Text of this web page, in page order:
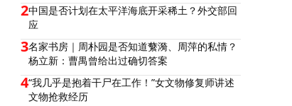
2中国是否计划在太平洋海底开采稀土？外交部回
应
3名家书房｜周朴园是否知道蘩漪、周萍的私情？
杨立新：曹禺曾给出过确切答案
4“我几乎是抱着干尸在工作！”女文物修复师讲述
文物抢救经历